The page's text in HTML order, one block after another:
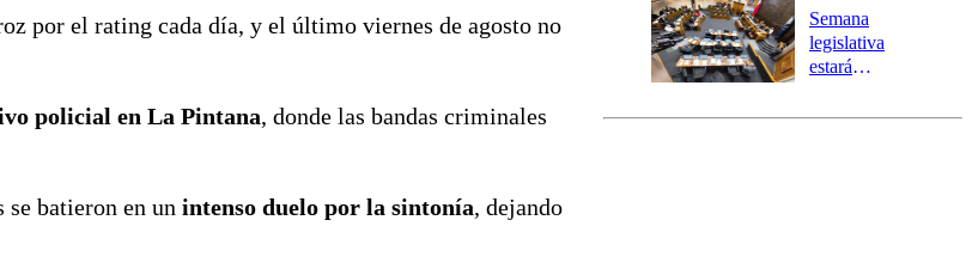
por el rating cada día, y el último viernes de agosto no
policial en La Pintana, donde las bandas criminales
batieron en un intenso duelo por la sintonía, dejando
Preventiva en
tres comunas
Semana
legislativa
estará
el fin de la